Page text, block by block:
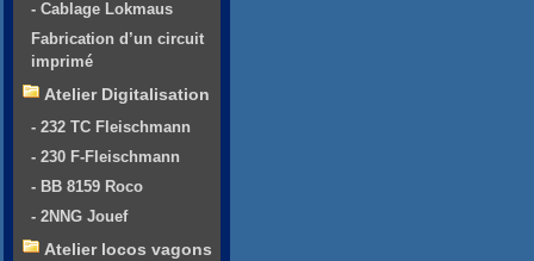
- Cablage Lokmaus
Fabrication d’un circuit
imprimé
Atelier Digitalisation
- 232 TC Fleischmann
- 230 F-Fleischmann
- BB 8159 Roco
- 2NNG Jouef
Atelier locos vagons